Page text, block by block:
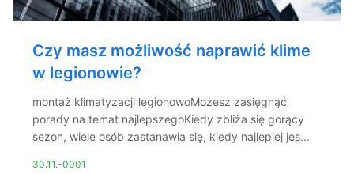
Czy masz możliwość naprawić klime
w legionowie?
montaż klimatyzacji legionowoMożesz zasięgnąć
porady na temat najlepszegoKiedy zbliża się gorący
sezon, wiele osób zastanawia się, kiedy najlepiej jes...
30.11.-0001